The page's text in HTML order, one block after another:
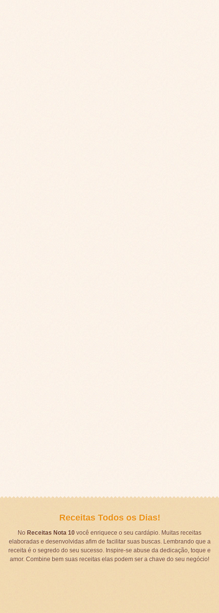
Receitas Todos os Dias!
No Receitas Nota 10você enriquece o seu cardápio. Muitas receitas
elaboradas e desenvolvidas afim de facilitar suas buscas. Lembrando que a
receita é o segredo do seu sucesso. Inspire-se abuse da dedicação, toque e
amor. Combine bem suas receitas elas podem ser a chave do seu negócio!